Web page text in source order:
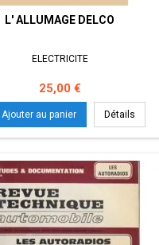
L' ALLUMAGE DELCO
ELECTRICITE
Prix
25,00 €
Ajouter au panier Détails